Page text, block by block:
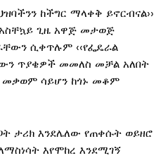
ከችግር ማላቀቅ ይኖርብናል››
ጊዜ አዋጅ መታወጅ
ሲቀጥሉም ‹‹የፌዴራል
ጥያቄዎች መመለስ መቻል አለበት
መቃወም ሳይሆን ከጎኑ መቆም
ታሪክ እንደሌለው የጠቀሱት ወይዘሮ
እየሞከረ እንደሚገኝ